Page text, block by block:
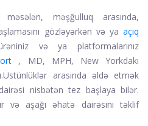
məşğulluq arasında,
gözləyərkən və ya açıq
və ya platformalarınız
, MD, MPH, New Yorkdakı
Üstünlüklər arasında əldə etmək
nisbətən tez başlaya bilər.
və aşağı əhatə dairəsini təklif